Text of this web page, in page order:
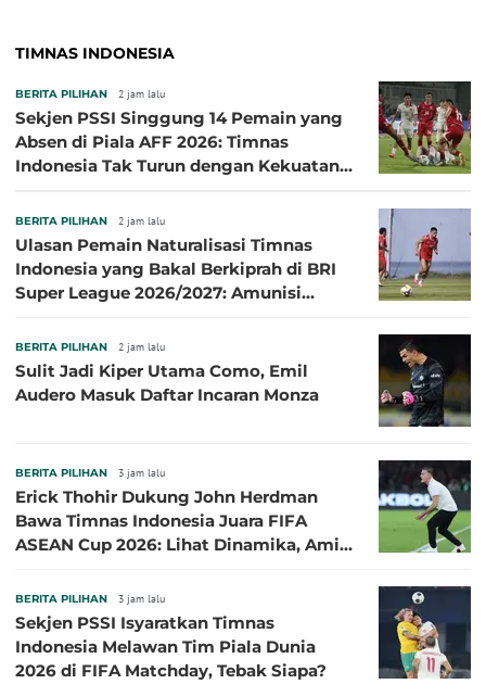
TIMNAS INDONESIA
BERITA PILIHAN 2 jam lalu
Sekjen PSSI Singgung 14 Pemain yang
Absen di Piala AFF 2026: Timnas
Indonesia Tak Turun dengan Kekuatan
BERITA PILIHAN 2 jam lalu
Ulasan Pemain Naturalisasi Timnas
Indonesia yang Bakal Berkiprah di BRI
Super League 2026/2027: Amunisi
BERITA PILIHAN 2 jam lalu
Sulit Jadi Kiper Utama Como, Emil
Audero Masuk Daftar Incaran Monza
BERITA PILIHAN 3 jam lalu
Erick Thohir Dukung John Herdman
Bawa Timnas Indonesia Juara FIFA
ASEAN Cup 2026: Lihat Dinamika, Amit-
BERITA PILIHAN 3 jam lalu
Sekjen PSSI Isyaratkan Timnas
Indonesia Melawan Tim Piala Dunia
2026 di FIFA Matchday, Tebak Siapa?